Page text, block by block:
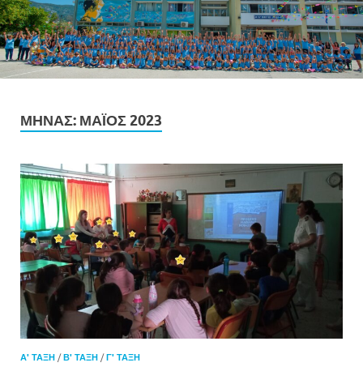
ΜΉΝΑΣ: ΜΆΙΟΣ 2023
Α' ΤΑΞΗ /Β' ΤΑΞΗ /Γ' ΤΑΞΗ